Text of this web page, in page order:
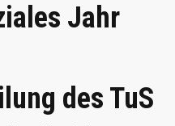
Jahr
des TuS